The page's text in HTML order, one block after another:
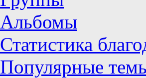
Альбомы
Статистика
Популярные